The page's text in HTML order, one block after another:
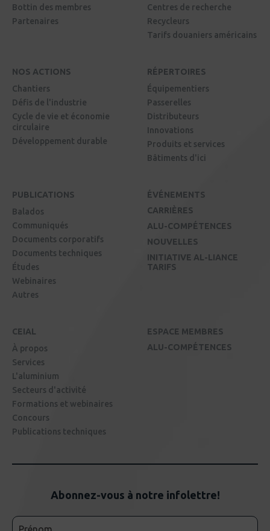
Bottin des membres
Partenaires
Centres de recherche
Recycleurs
Tarifs douaniers américains
NOS ACTIONS
Chantiers
Défis de l'industrie
Cycle de vie et économie
circulaire
Développement durable
RÉPERTOIRES
Équipementiers
Passerelles
Distributeurs
Innovations
Produits et services
Bâtiments d'ici
PUBLICATIONS
Balados
Communiqués
Documents corporatifs
Documents techniques
Études
Webinaires
Autres
ÉVÉNEMENTS
CARRIÈRES
ALU-COMPÉTENCES
NOUVELLES
INITIATIVE AL-LIANCE
TARIFS
CEIAL
À propos
Services
L'aluminium
Secteurs d'activité
Formations et webinaires
Concours
Publications techniques
ESPACE MEMBRES
ALU-COMPÉTENCES
Abonnez-vous à notre infolettre!